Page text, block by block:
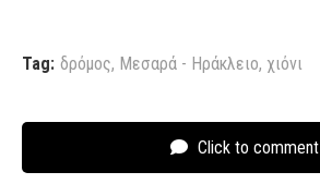
Tag: δρόμος, Μεσαρά - Ηράκλειο, χιόνι
Click to comment